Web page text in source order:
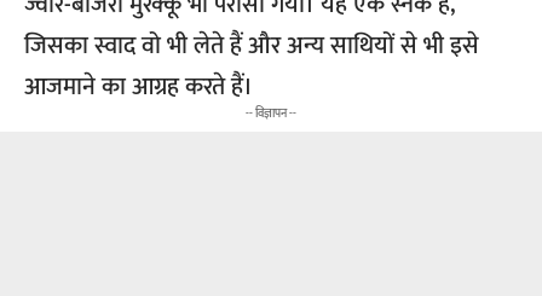
जिसका स्वाद वो भी लेते हैं और अन्य साथियों से भी इसे
आजमाने का आग्रह करते हैं।
-- विज्ञापन --